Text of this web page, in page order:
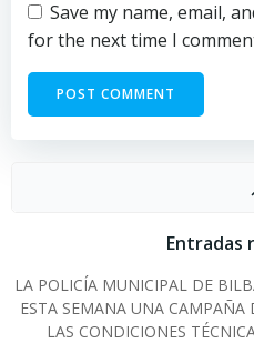
Save my name, email,
for the next time I
Entradas
LA POLICÍA MUNICIPAL DE
ESTA SEMANA UNA CAMPAÑA
LAS CONDICIONES